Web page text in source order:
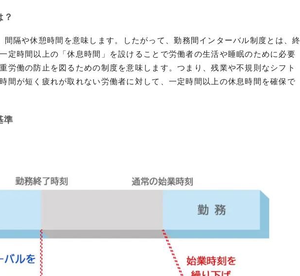
間隔や休憩時間を意味します。したがって、勤務間インターバル制度とは、終
定時間以上の「休息時間」を設けることで労働者の生活や睡眠のために必要
労働の防止を図るための制度を意味します。つまり、残業や不規則なシフト
間が短く疲れが取れない労働者に対して、一定時間以上の休息時間を確保で
準